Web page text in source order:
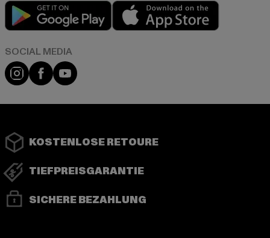
Play market
Instagram
FacebookYouTube
KOSTENLOSE RETOURE
TIEFPREISGARANTIE
SICHERE BEZAHLUNG